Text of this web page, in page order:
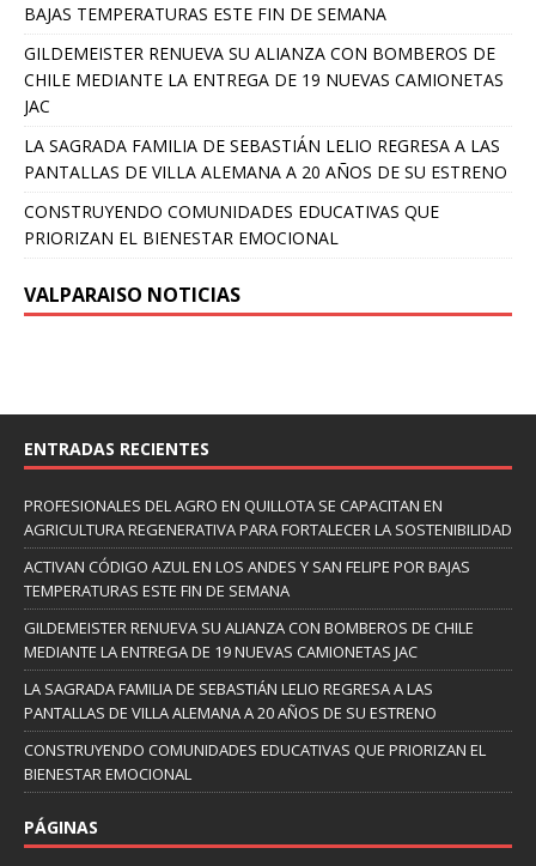
BAJAS TEMPERATURAS ESTE FIN DE SEMANA
GILDEMEISTER RENUEVA SU ALIANZA CON BOMBEROS DE
CHILE MEDIANTE LA ENTREGA DE 19 NUEVAS CAMIONETAS
JAC
LA SAGRADA FAMILIA DE SEBASTIÁN LELIO REGRESA A LAS
PANTALLAS DE VILLA ALEMANA A 20 AÑOS DE SU ESTRENO
CONSTRUYENDO COMUNIDADES EDUCATIVAS QUE
PRIORIZAN EL BIENESTAR EMOCIONAL
VALPARAISO NOTICIAS
ENTRADAS RECIENTES
PROFESIONALES DEL AGRO EN QUILLOTA SE CAPACITAN EN
AGRICULTURA REGENERATIVA PARA FORTALECER LA SOSTENIBILIDAD
ACTIVAN CÓDIGO AZUL EN LOS ANDES Y SAN FELIPE POR BAJAS
TEMPERATURAS ESTE FIN DE SEMANA
GILDEMEISTER RENUEVA SU ALIANZA CON BOMBEROS DE CHILE
MEDIANTE LA ENTREGA DE 19 NUEVAS CAMIONETAS JAC
LA SAGRADA FAMILIA DE SEBASTIÁN LELIO REGRESA A LAS
PANTALLAS DE VILLA ALEMANA A 20 AÑOS DE SU ESTRENO
CONSTRUYENDO COMUNIDADES EDUCATIVAS QUE PRIORIZAN EL
BIENESTAR EMOCIONAL
PÁGINAS